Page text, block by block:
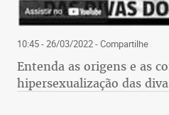
10:45 - 26/03/2022- Compartilhe
Entenda as origens e as
hipersexualização das